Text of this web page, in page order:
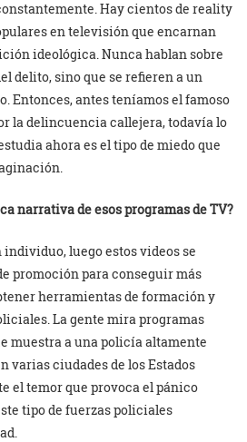
Hay cientos de reality
en televisión que encarnan
ideológica. Nunca hablan sobre
delito, sino que se refieren a un
Entonces, antes teníamos el famoso
la delincuencia callejera, todavía lo
ahora es el tipo de miedo que
narrativa de esos programas de TV?
luego estos videos se
promoción para conseguir más
herramientas de formación y
La gente mira programas
muestra a una policía altamente
varias ciudades de los Estados
el temor que provoca el pánico
tipo de fuerzas policiales